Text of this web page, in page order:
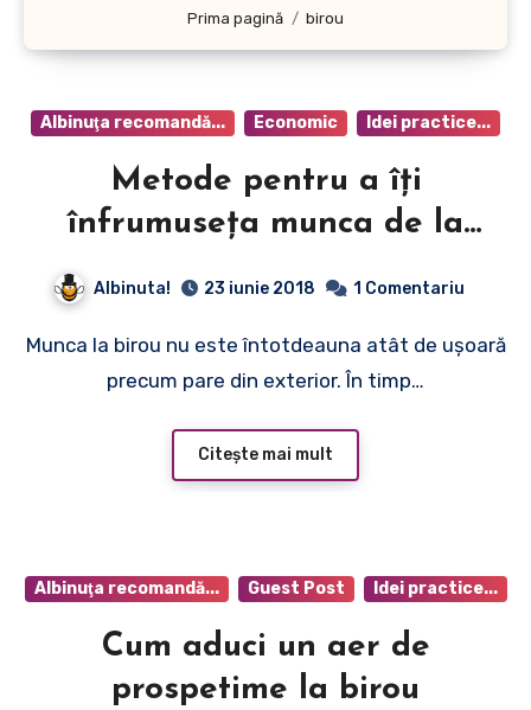
Prima pagină birou
Albinuţa recomandă... Economic Idei practice...
Metode pentru a îți
înfrumuseța munca de la
Albinuta! 23 iunie 2018 1 Comentariu
Munca la birou nu este întotdeauna atât de ușoară
precum pare din exterior. În timp…
Citește mai mult
Albinuţa recomandă... Guest Post Idei practice...
Cum aduci un aer de
prospetime la birou